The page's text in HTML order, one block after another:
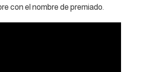
con el nombre de premiado.